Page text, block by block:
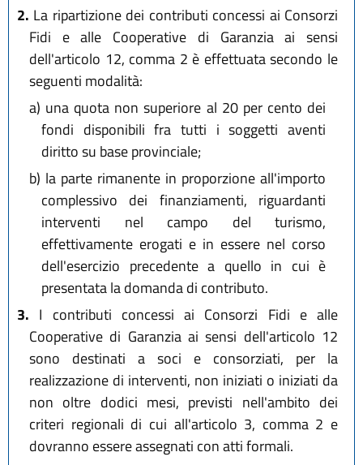
2. La ripartizione dei contributi concessi ai Consorzi
Fidi e alle Cooperative di Garanzia ai sensi
dell'articolo 12, comma 2 è effettuata secondo le
seguenti modalità:
a) una quota non superiore al 20 per cento dei
fondi disponibili fra tutti i soggetti aventi
diritto su base provinciale;
b) la parte rimanente in proporzione all'importo
complessivo dei finanziamenti, riguardanti
interventi nel campo del turismo,
effettivamente erogati e in essere nel corso
dell'esercizio precedente a quello in cui è
presentata la domanda di contributo.
3. I contributi concessi ai Consorzi Fidi e alle
Cooperative di Garanzia ai sensi dell'articolo 12
sono destinati a soci e consorziati, per la
realizzazione di interventi, non iniziati o iniziati da
non oltre dodici mesi, previsti nell'ambito dei
criteri regionali di cui all'articolo 3, comma 2 e
dovranno essere assegnati con atti formali.